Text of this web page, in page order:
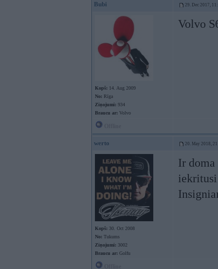
Bubi 29. Dec 2017,
Kopš: 14. Aug 2009
No: Rīga
Ziņojumi: 934
Braucu ar: Volvo
Volvo
werto 20. May 2018,
Kopš: 30. Oct 2008
No: Tukums
Ziņojumi: 3002
Braucu ar: Golfu
Ir doma
iekritusi